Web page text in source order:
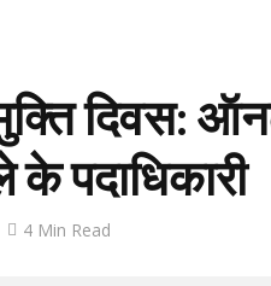
दिवस:
के पदाधिकारी
4 Min Read